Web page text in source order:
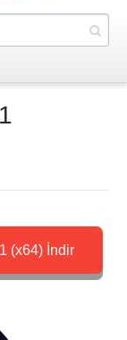
(x64) İndir